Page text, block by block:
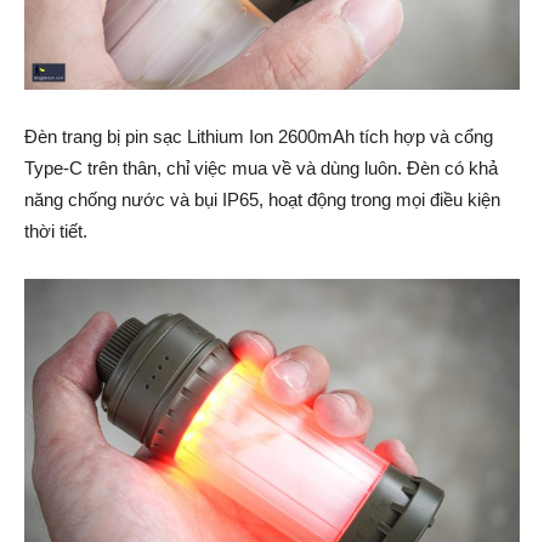
Đèn trang bị pin sạc Lithium Ion 2600mAh tích hợp và cổng
Type-C trên thân, chỉ việc mua về và dùng luôn. Đèn có khả
năng chống nước và bụi IP65, hoạt động trong mọi điều kiện
thời tiết.